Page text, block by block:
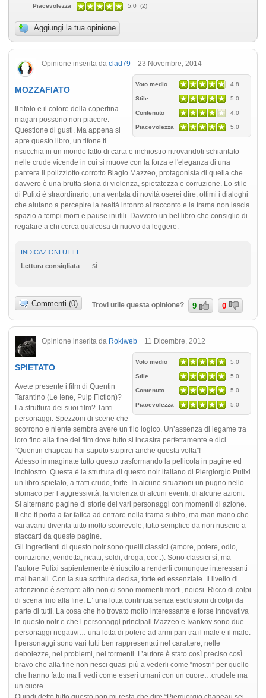
Piacevolezza
5.0 (2)
Aggiungi la tua opinione
Opinione inserita da clad79 23 Novembre, 2014
Voto medio 4.8
Stile 5.0
Contenuto 4.0
Piacevolezza 5.0
MOZZAFIATO
Il titolo e il colore della copertina
magari possono non piacere.
Questione di gusti. Ma appena si
apre questo libro, un tifone ti
risucchia in un mondo fatto di carta e inchiostro ritrovandoti schiantato
nelle crude vicende in cui si muove con la forza e l'eleganza di una
pantera il polizziotto corrotto Biagio Mazzeo, protagonista di quella che
davvero è una brutta storia di violenza, spietatezza e corruzione. Lo stile
di Pulixi è straordinario, una ventata di novità oserei dire, ottimi i dialoghi
che aiutano a percepire la realtà intonro al racconto e la trama non lascia
spazio a tempi morti e pause inutili. Davvero un bel libro che consiglio di
regalare a chi cerca qualcosa di nuovo da leggere.
INDICAZIONI UTILI
Lettura consigliata
sì
Commenti (0) Trovi utile questa opinione? 9 0
Opinione inserita da Rokiweb 11 Dicembre, 2012
Voto medio 5.0
Stile 5.0
Contenuto 5.0
Piacevolezza 5.0
SPIETATO
Avete presente i film di Quentin
Tarantino (Le Iene, Pulp Fiction)?
La struttura dei suoi film? Tanti
personaggi. Spezzoni di scene che
scorrono e niente sembra avere un filo logico. Un’assenza di legame tra
loro fino alla fine del film dove tutto si incastra perfettamente e dici
“Quentin chapeau hai saputo stupirci anche questa volta”!
Adesso immaginate tutto questo trasformando la pellicola in pagine ed
inchiostro. Questa è la struttura di questo noir italiano di Piergiorgio Pulixi
un libro spietato, a tratti crudo, forte. In alcune situazioni un pugno nello
stomaco per l’aggressività, la violenza di alcuni eventi, di alcune azioni.
Si alternano pagine di storie dei vari personaggi con momenti di azione.
Il che ti porta a far fatica ad entrare nella trama subito, ma man mano che
vai avanti diventa tutto molto scorrevole, tutto semplice da non riuscire a
staccarti da queste pagine.
Gli ingredienti di questo noir sono quelli classici (amore, potere, odio,
corruzione, vendetta, ricatti, soldi, droga, ecc..). Sono classici sì, ma
l’autore Pulixi sapientemente è riuscito a renderli comunque interessanti
mai banali. Con la sua scrittura decisa, forte ed essenziale. Il livello di
attenzione è sempre alto non ci sono momenti morti, noiosi. Ricco di colpi
di scena fino alla fine. E’ una lotta continua senza esclusioni di colpi da
parte di tutti. La cosa che ho trovato molto interessante e forse innovativa
in questo noir e che i personaggi principali Mazzeo e Ivankov sono due
personaggi negativi… una lotta di potere ad armi pari tra il male e il male.
I personaggi sono vari tutti ben rappresentati nel carattere, nelle
debolezze, nei problemi, nei tormenti. L’autore è stato così preciso così
bravo che alla fine non riesci quasi più a vederli come “mostri” per quello
che hanno fatto ma li vedi come esseri umani con un cuore…crudele ma
un cuore.